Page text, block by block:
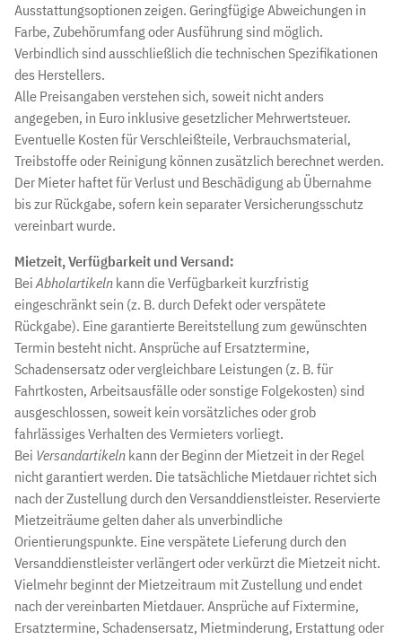
Ausstattungsoptionen zeigen. Geringfügige Abweichungen in
Farbe, Zubehörumfang oder Ausführung sind möglich.
Verbindlich sind ausschließlich die technischen Spezifikationen
des Herstellers.
Alle Preisangaben verstehen sich, soweit nicht anders
angegeben, in Euro inklusive gesetzlicher Mehrwertsteuer.
Eventuelle Kosten für Verschleißteile, Verbrauchsmaterial,
Treibstoffe oder Reinigung können zusätzlich berechnet werden.
Der Mieter haftet für Verlust und Beschädigung ab Übernahme
bis zur Rückgabe, sofern kein separater Versicherungsschutz
vereinbart wurde.
Mietzeit, Verfügbarkeit und Versand:
BeiAbholartikeln kann die Verfügbarkeit kurzfristig
eingeschränkt sein (z. B. durch Defekt oder verspätete
Rückgabe). Eine garantierte Bereitstellung zum gewünschten
Termin besteht nicht. Ansprüche auf Ersatztermine,
Schadensersatz oder vergleichbare Leistungen (z. B. für
Fahrtkosten, Arbeitsausfälle oder sonstige Folgekosten) sind
ausgeschlossen, soweit kein vorsätzliches oder grob
fahrlässiges Verhalten des Vermieters vorliegt.
Bei Versandartikeln kann der Beginn der Mietzeit in der Regel
nicht garantiert werden. Die tatsächliche Mietdauer richtet sich
nach der Zustellung durch den Versanddienstleister. Reservierte
Mietzeiträume gelten daher als unverbindliche
Orientierungspunkte. Eine verspätete Lieferung durch den
Versanddienstleister verlängert oder verkürzt die Mietzeit nicht.
Vielmehr beginnt der Mietzeitraum mit Zustellung und endet
nach der vereinbarten Mietdauer. Ansprüche auf Fixtermine,
Ersatztermine, Schadensersatz, Mietminderung, Erstattung oder